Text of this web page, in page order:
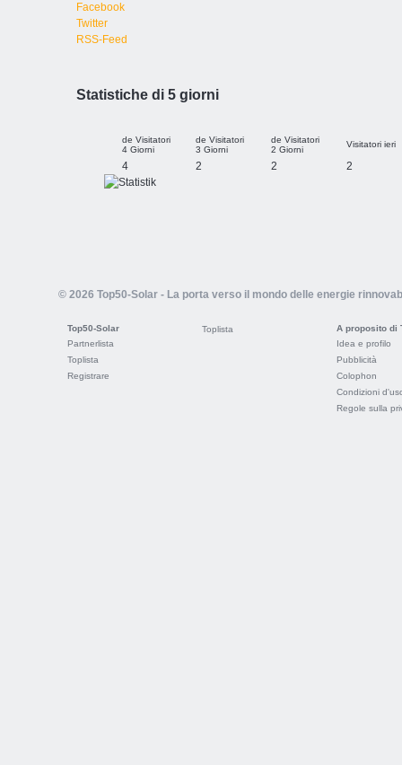
Facebook
Twitter
RSS-Feed
Statistiche di 5 giorni
de Visitatori
4 Giorni
de Visitatori
3 Giorni
de Visitatori
2 Giorni
Visitatori ieri
4 2 2 2
© 2026 Top50-Solar - La porta verso il mondo delle energie
Top50-Solar
Partnerlista
Toplista
Registrare
Toplista
A proposito di
Idea e profilo
Pubblicità
Colophon
Condizioni
Regole sulla